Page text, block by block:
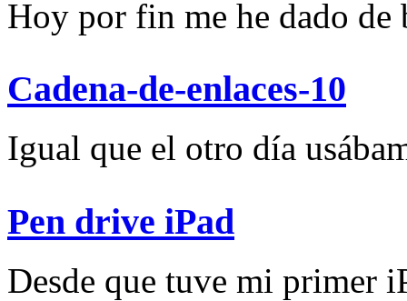
Hoy por fin me he dado de
Cadena-de-enlaces-10
Igual que el otro día
Pen drive iPad
Desde que tuve mi primer